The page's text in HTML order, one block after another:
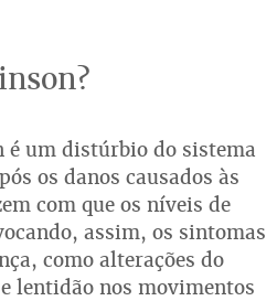
é um distúrbio do sistema
os danos causados às
com que os níveis de
assim, os sintomas
como alterações do
lentidão nos movimentos